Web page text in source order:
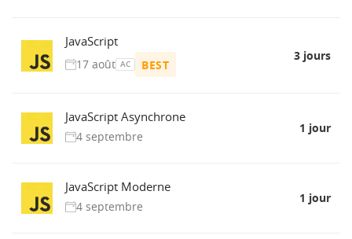
JavaScript
17 août AC BEST
3 jours
JavaScript Asynchrone
4 septembre
1 jour
JavaScript Moderne
4 septembre
1 jour